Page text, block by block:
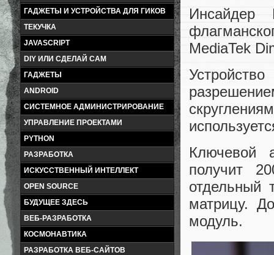
ГАДЖЕТЫ И УСТРОЙСТВА ДЛЯ ГИКОВ
ТЕКУЧКА
JAVASCRIPT
DIY ИЛИ СДЕЛАЙ САМ
ГАДЖЕТЫ
ANDROID
СИСТЕМНОЕ АДМИНИСТРИРОВАНИЕ
УПРАВЛЕНИЕ ПРОЕКТАМИ
PYTHON
РАЗРАБОТКА
ИСКУССТВЕННЫЙ ИНТЕЛЛЕКТ
OPEN SOURCE
БУДУЩЕЕ ЗДЕСЬ
ВЕБ-РАЗРАБОТКА
КОСМОНАВТИКА
РАЗРАБОТКА ВЕБ-САЙТОВ
Инсайдер
MediaTek
Ключевой
получит
отдельный
матрицу.
модуль.